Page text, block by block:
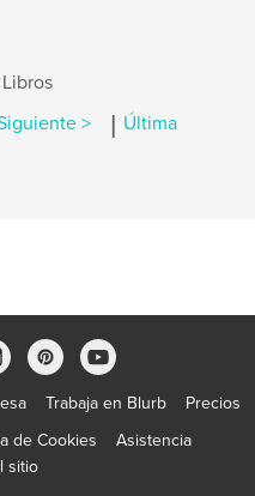
> | Última
Trabaja en Blurb
Precios
de Cookies
Asistencia
sitio